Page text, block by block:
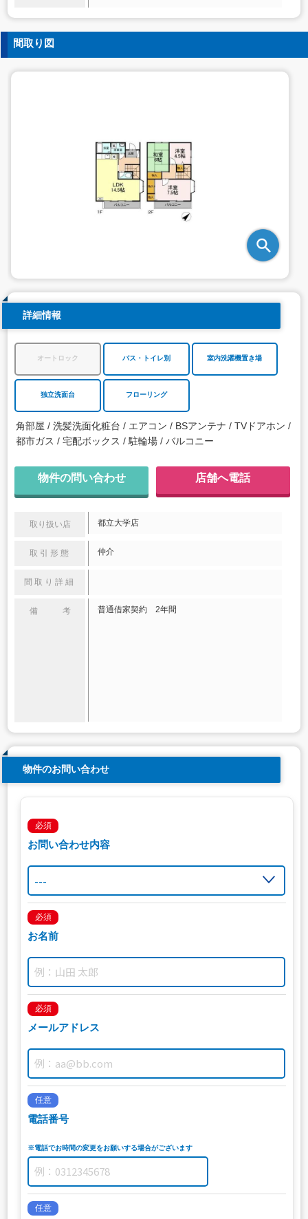
間取り図
詳細情報
オートロック バス・トイレ別 室内洗濯機置き場
独立洗面台 フローリング
角部屋 洗髪洗面化粧台 エアコン BSアンテナ
TVドアホン
都市ガス
宅配ボックス 駐輪場 バルコニー
物件の問い合わせ 店舗へ電話
取り扱い店 都立大学店
取引形態 仲介
間取り詳細
備 考 普通借家契約 2年間
物件のお問い合わせ
必須
お問い合わせ内容
必須
お名前
必須
メールアドレス
任意
電話番号
※電話でお時間の変更をお願いする場合がございます
任意